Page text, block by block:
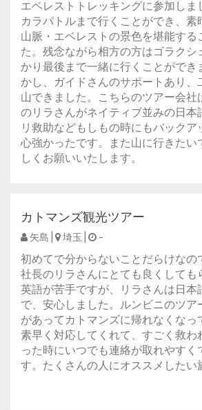
エベレストトレッキングに参加しま
カラパトルまで行くことができ、素
山脈・エベレストの景色を堪能する
た。残念ながら相方の方はゴラクシ
かり最後まで一緒に行くことができ
かし、ガイドさんのサポートあり、
山できました。こちらのツアー会社
のリラさんがネイティブ並みの日本
リ救助などもしもの時にもバックア
心強かったです。また山に行きたい
しくお願いいたします。
カトマンズ観光ツアー
矢島 | 埼玉 | -
初めてで分からないことだらけなの
社長のリラさんにとても良くしても
英語が苦手ですが、リラさんは日本
で、安心しました。ルンビニのツア
があってカトマンズに帰れなくなっ
素早く対応してくれて、すごく救わ
った時にいつでも連絡が取れやすく
す。たくさんの人にオススメしたい